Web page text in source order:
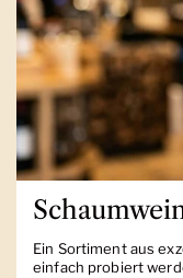
Ein Sortiment aus
einfach probiert